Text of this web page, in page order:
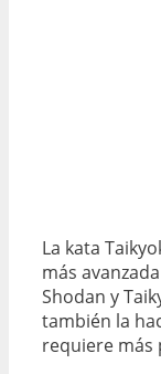
La kata
más
Shodan y
también la
requiere más